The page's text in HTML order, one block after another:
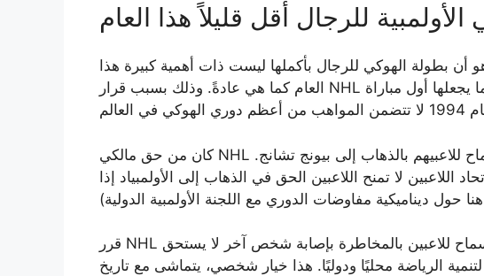
بطولة الهوكي للرجال بأكملها ليست ذات أهمية كبيرة هذا
العام كما هي عادةً. وذلك بسبب قرار NHL بإبعاد جميع لاعبيه عن الألعاب الأولمبية، مما يجعلها أول مباراة
كان من حق مالكي NHL ومفوضه، غاري بيتمان، بالطبع عدم السماح للاعبيهم بالذهاب إلى بيونج تشانج.
اللاعبين لا تمنح اللاعبين الحق في الذهاب إلى الأولمبياد إذا
قرر NHL أن إيقاف موسمه مؤقتًا لبضعة أسابيع والسماح للاعبين بالمخاطرة بإصابة شخص آخر لا يستحق
الرياضة محليًا ودوليًا. هذا خيار شخصي، يتماشى مع تاريخ